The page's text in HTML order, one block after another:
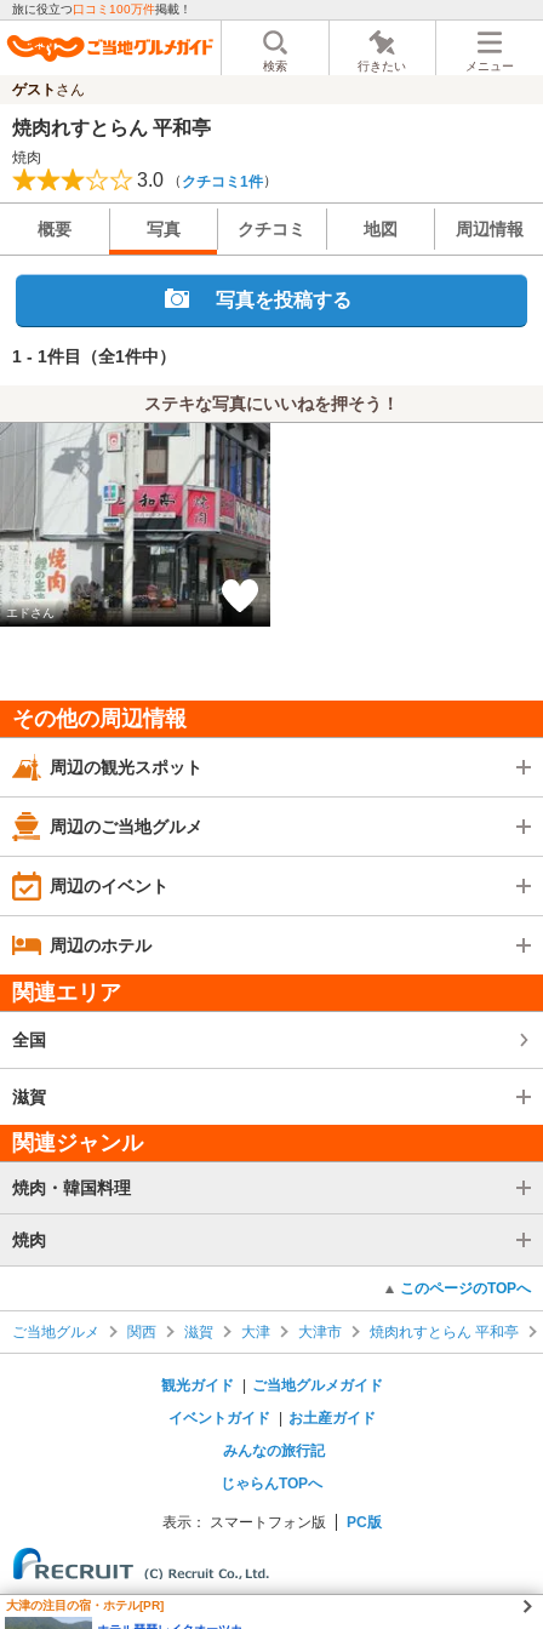
旅に役立つ口コミ100万件掲載！
検索 行きたい メニュー
ゲスト さん
焼肉れすとらん 平和亭
焼肉
3.0 （ クチコミ1件）
概要 写真 クチコミ 地図 周辺情報
写真を投稿する
1 - 1件目 （全1件中）
ステキな写真にいいねを押そう！
エドさん
その他の周辺情報
周辺の観光スポット
周辺のご当地グルメ
周辺のイベント
周辺のホテル
関連エリア
全国
滋賀
関連ジャンル
焼肉・韓国料理
焼肉
このページのTOPへ
ご当地グルメ 関西 滋賀 大津 大津市 焼肉れすとらん 平和亭
観光ガイド
ご当地グルメガイド
イベントガイド
お土産ガイド
みんなの旅行記
じゃらんTOPへ
表示： スマートフォン版 PC版
大津の注目の宿・ホテル[PR]